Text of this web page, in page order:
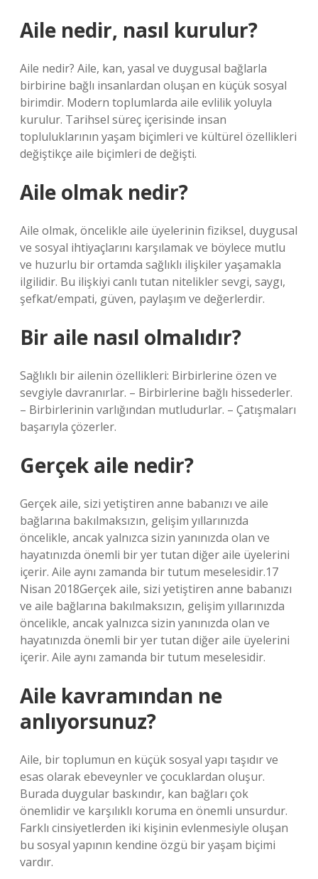
Aile nedir, nasıl kurulur?
Aile nedir? Aile, kan, yasal ve duygusal bağlarla
birbirine bağlı insanlardan oluşan en küçük sosyal
birimdir. Modern toplumlarda aile evlilik yoluyla
kurulur. Tarihsel süreç içerisinde insan
topluluklarının yaşam biçimleri ve kültürel özellikleri
değiştikçe aile biçimleri de değişti.
Aile olmak nedir?
Aile olmak, öncelikle aile üyelerinin fiziksel, duygusal
ve sosyal ihtiyaçlarını karşılamak ve böylece mutlu
ve huzurlu bir ortamda sağlıklı ilişkiler yaşamakla
ilgilidir. Bu ilişkiyi canlı tutan nitelikler sevgi, saygı,
şefkat/empati, güven, paylaşım ve değerlerdir.
Bir aile nasıl olmalıdır?
Sağlıklı bir ailenin özellikleri: Birbirlerine özen ve
sevgiyle davranırlar. – Birbirlerine bağlı hissederler.
– Birbirlerinin varlığından mutludurlar. – Çatışmaları
başarıyla çözerler.
Gerçek aile nedir?
Gerçek aile, sizi yetiştiren anne babanızı ve aile
bağlarına bakılmaksızın, gelişim yıllarınızda
öncelikle, ancak yalnızca sizin yanınızda olan ve
hayatınızda önemli bir yer tutan diğer aile üyelerini
içerir. Aile aynı zamanda bir tutum meselesidir.17
Nisan 2018Gerçek aile, sizi yetiştiren anne babanızı
ve aile bağlarına bakılmaksızın, gelişim yıllarınızda
öncelikle, ancak yalnızca sizin yanınızda olan ve
hayatınızda önemli bir yer tutan diğer aile üyelerini
içerir. Aile aynı zamanda bir tutum meselesidir.
Aile kavramından ne
anlıyorsunuz?
Aile, bir toplumun en küçük sosyal yapı taşıdır ve
esas olarak ebeveynler ve çocuklardan oluşur.
Burada duygular baskındır, kan bağları çok
önemlidir ve karşılıklı koruma en önemli unsurdur.
Farklı cinsiyetlerden iki kişinin evlenmesiyle oluşan
bu sosyal yapının kendine özgü bir yaşam biçimi
vardır.